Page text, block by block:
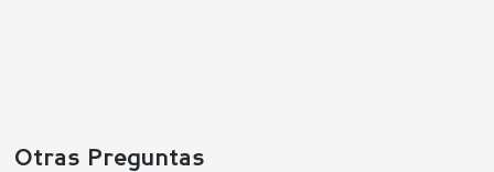
Otras Preguntas